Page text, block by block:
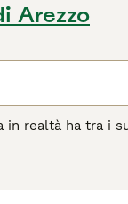
Arezzo
realtà ha tra i
cani sia da